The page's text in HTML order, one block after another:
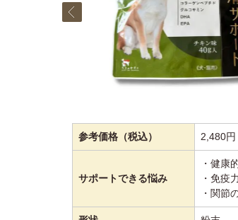
参考価格（税込） 2,480円
サポートできる悩み
・健康
・免疫
・関節